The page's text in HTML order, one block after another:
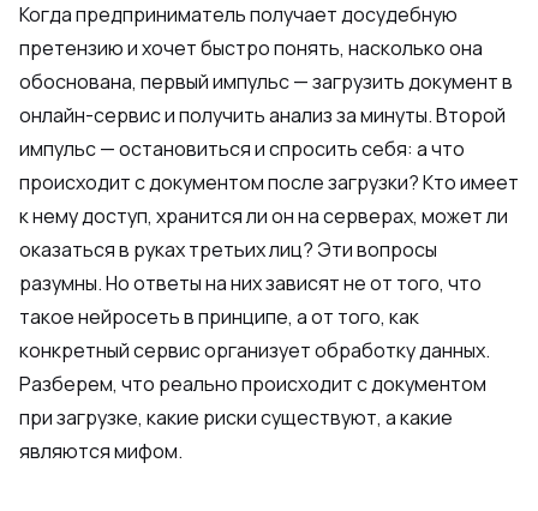
Когда предприниматель получает досудебную
претензию и хочет быстро понять, насколько она
обоснована, первый импульс — загрузить документ в
онлайн-сервис и получить анализ за минуты. Второй
импульс — остановиться и спросить себя: а что
происходит с документом после загрузки? Кто имеет
к нему доступ, хранится ли он на серверах, может ли
оказаться в руках третьих лиц? Эти вопросы
разумны. Но ответы на них зависят не от того, что
такое нейросеть в принципе, а от того, как
конкретный сервис организует обработку данных.
Разберем, что реально происходит с документом
при загрузке, какие риски существуют, а какие
являются мифом.